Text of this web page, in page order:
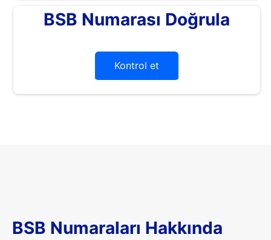
BSB Numarası Doğrula
Kontrol et
BSB Numaraları Hakkında